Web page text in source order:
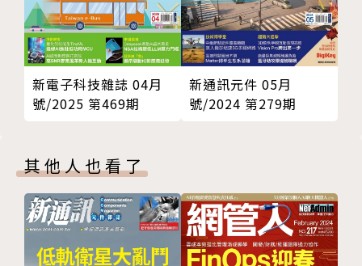
新電子科技雜誌 04月
號/2025 第469期
新通訊元件 05月
號/2024 第279期
其他人也看了